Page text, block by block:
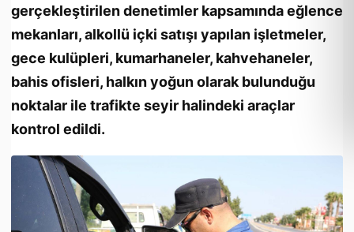
gerçekleştirilen denetimler kapsamında eğlence
mekanları, alkollü içki satışı yapılan işletmeler,
gece kulüpleri, kumarhaneler, kahvehaneler,
bahis ofisleri, halkın yoğun olarak bulunduğu
noktalar ile trafikte seyir halindeki araçlar
kontrol edildi.